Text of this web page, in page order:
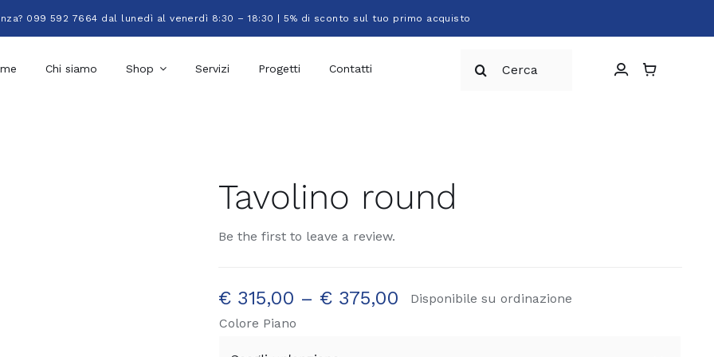
099 592 7664 dal lunedì al venerdì 8:30 – 18:30 | 5% di sconto sul tuo primo acquisto
Chi siamo Shop Servizi Progetti Contatti
Tavolino round
Be the first to leave a review.
€ 315,00 – € 375,00
Disponibile su ordinazione
Colore Piano